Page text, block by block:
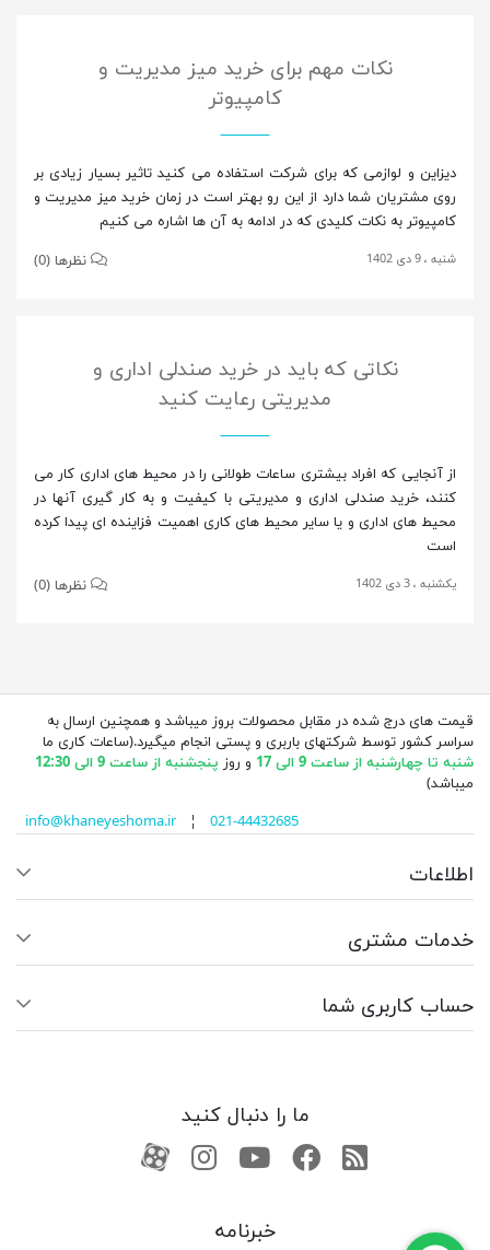
نکات مهم برای خرید میز مدیریت و
کامپیوتر
دیزاین و لوازمی که برای شرکت استفاده می کنید تاثیر بسیار زیادی بر
روی مشتریان شما دارد از این رو بهتر است در زمان خرید میز مدیریت و
کامپیوتر به نکات کلیدی که در ادامه به آن ها اشاره می کنیم
شنبه ، 9 دی 1402 نظرها (0)
نکاتی که باید در خرید صندلی اداری و
مدیریتی رعایت کنید
از آنجایی که افراد بیشتری ساعات طولانی را در محیط های اداری کار می
کنند، خرید صندلی اداری و مدیریتی با کیفیت و به کار گیری آنها در
محیط های اداری و یا سایر محیط های کاری اهمیت فزاینده ای پیدا کرده
است
یکشنبه ، 3 دی 1402 نظرها (0)
قیمت های درج شده در مقابل محصولات بروز میباشد و همچنین ارسال به
سراسر کشور توسط شرکتهای باربری و پستی انجام میگیرد.(ساعات کاری ما
شنبه تا چهارشنبه از ساعت 9 الی 17
و روز پنجشنبه از ساعت 9 الی 12:30
میباشد)
info@khaneyeshoma.ir¦ 021-44432685
اطلاعات
خدمات مشتری
حساب کاربری شما
ما را دنبال کنید
RSSفیسبوکیوتیوبکانال آپارات
کانال آپارات
خبرنامه